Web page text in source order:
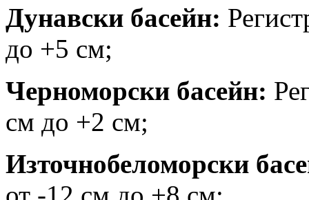
Дунавски басейн:
до +5 см;
Черноморски басейн:
см до +2 см;
Източнобеломорски